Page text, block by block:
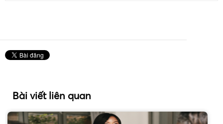
Bài viết liên quan